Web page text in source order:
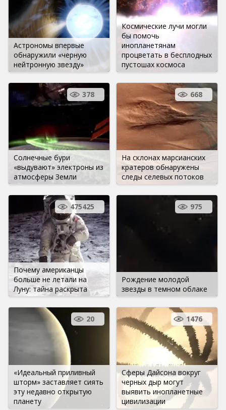
Астрономы впервые
обнаружили «черную
нейтронную звезду»
Космические лучи могли
бы помочь
инопланетянам
процветать в бесплодных
пустошах космоса
Солнечные бури
«выдувают» электроны из
атмосферы Земли
378
На склонах марсианских
кратеров обнаружены
следы селевых потоков
668
Почему американцы
больше не летали на
Луну: тайна раскрыта
475425
Рождение молодой
звезды в темном облаке
975
«Идеальный приливный
шторм» заставляет сиять
эту недавно открытую
планету
20
Сферы Дайсона вокруг
черных дыр могут
выявить инопланетные
цивилизации
1476